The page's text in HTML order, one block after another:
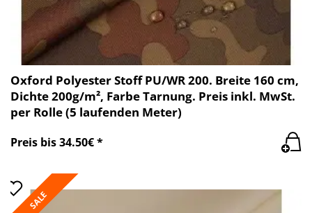
Oxford Polyester Stoff PU/WR 200. Breite 160 cm,
Dichte 200g/m², Farbe Tarnung. Preis inkl. MwSt.
per Rolle (5 laufenden Meter)
Preis bis 34.50€ *
SALE